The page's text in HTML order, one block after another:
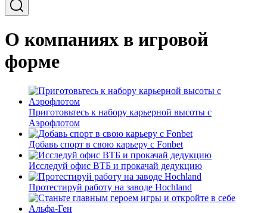
О компаниях в игровой
форме
Приготовьтесь к набору карьерной высоты с
Аэрофлотом
Добавь спорт в свою карьеру с Fonbet
Исследуй офис ВТБ и прокачай дедукцию
Протестируй работу на заводе Hochland